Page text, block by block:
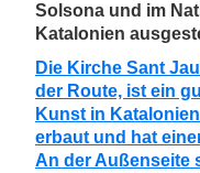
Solsona und im
Katalonien
Die Kirche Sant
der Route, ist ein
Kunst in
erbaut und hat
An der Außenseite